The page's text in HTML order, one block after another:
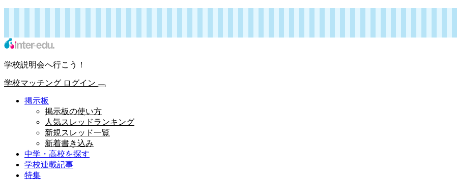
学校説明会へ行こう！
学校マッチング ログイン
掲示板
掲示板の使い方
人気スレッドランキング
新規スレッド一覧
新着書き込み
中学・高校を探す
学校連載記事
特集